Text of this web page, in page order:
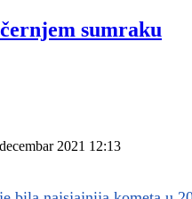
sumraku
2021 12:13